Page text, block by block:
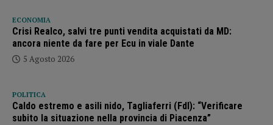
ECONOMIA
Crisi Realco, salvi tre punti vendita acquistati da MD:
ancora niente da fare per Ecu in viale Dante
5 Agosto 2026
POLITICA
Caldo estremo e asili nido, Tagliaferri (FdI): “Verificare
subito la situazione nella provincia di Piacenza”